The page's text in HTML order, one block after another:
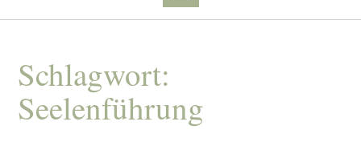
Schlagwort:
Seelenführung